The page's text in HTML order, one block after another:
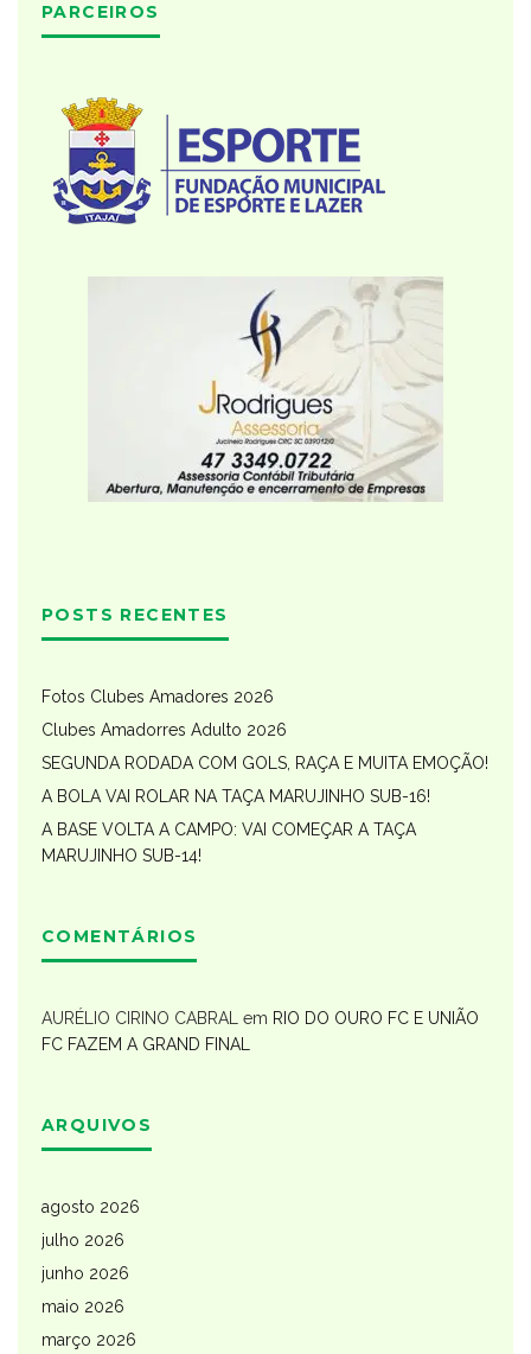
PARCEIROS
POSTS RECENTES
Fotos Clubes Amadores 2026
Clubes Amadorres Adulto 2026
SEGUNDA RODADA COM GOLS, RAÇA E MUITA EMOÇÃO!
A BOLA VAI ROLAR NA TAÇA MARUJINHO SUB-16!
A BASE VOLTA A CAMPO: VAI COMEÇAR A TAÇA
MARUJINHO SUB-14!
COMENTÁRIOS
AURÉLIO CIRINO CABRAL em RIO DO OURO FC E UNIÃO
FC FAZEM A GRAND FINAL
ARQUIVOS
agosto 2026
julho 2026
junho 2026
maio 2026
março 2026